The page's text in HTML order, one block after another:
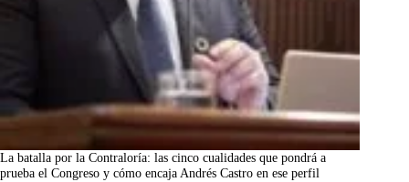
La batalla por la Contraloría: las cinco cualidades que pondrá a
prueba el Congreso y cómo encaja Andrés Castro en ese perfil